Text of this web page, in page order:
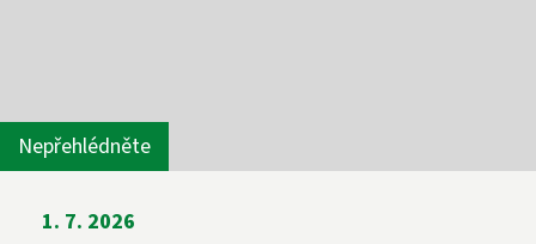
Nepřehlédněte
1. 7. 2026